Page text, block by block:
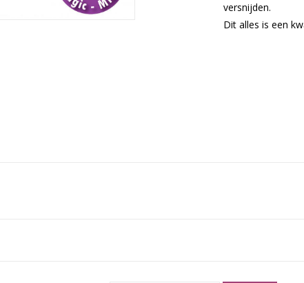
versnijden.
Dit alles is een